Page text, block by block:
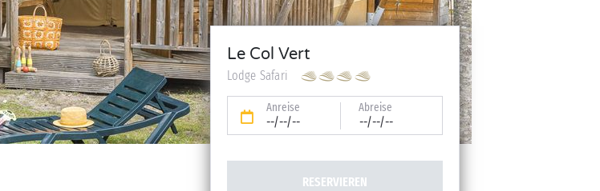
Le Col Vert
Lodge Safari
Anreise
--/--/--
Abreise
--/--/--
RESERVIEREN